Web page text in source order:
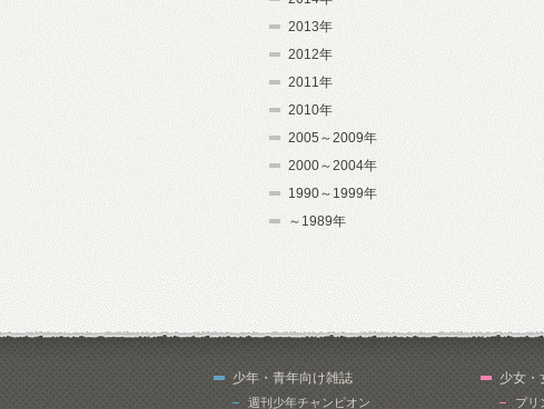
2013年
2012年
2011年
2010年
2005～2009年
2000～2004年
1990～1999年
～1989年
少年・青年向け雑誌
週刊少年チャンピオン
少女・
プリ